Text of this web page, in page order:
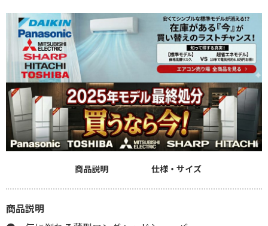
商品説明 仕様・サイズ
商品説明